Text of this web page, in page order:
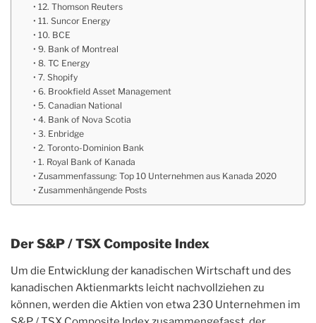
12. Thomson Reuters
11. Suncor Energy
10. BCE
9. Bank of Montreal
8. TC Energy
7. Shopify
6. Brookfield Asset Management
5. Canadian National
4. Bank of Nova Scotia
3. Enbridge
2. Toronto-Dominion Bank
1. Royal Bank of Kanada
Zusammenfassung: Top 10 Unternehmen aus Kanada 2020
Zusammenhängende Posts
Der S&P / TSX Composite Index
Um die Entwicklung der kanadischen Wirtschaft und des
kanadischen Aktienmarkts leicht nachvollziehen zu
können, werden die Aktien von etwa 230 Unternehmen im